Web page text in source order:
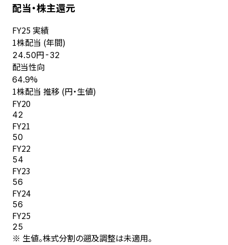
配当・株主還元
FY25 実績
1株配当 (年間)
24.50円 -32
配当性向
64.9%
1株配当 推移 (円・生値)
FY20
42
FY21
50
FY22
54
FY23
56
FY24
56
FY25
25
※ 生値。株式分割の遡及調整は未適用。